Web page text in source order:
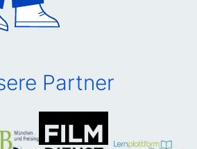
Partner